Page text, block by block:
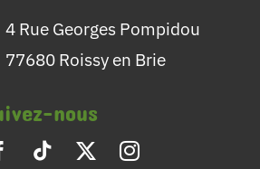
4 Rue Georges Pompidou
77680 Roissy en Brie
nous